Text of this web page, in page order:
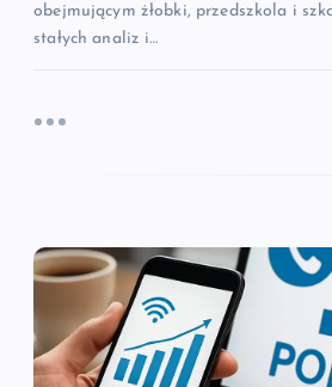
obejmującym żłobki, przedszkola i
stałych analiz i…